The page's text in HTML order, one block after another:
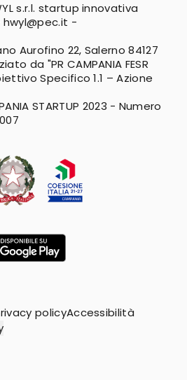
s.r.l. startup innovativa
hwyl@pec.it -
Aurofino 22, Salerno 84127
da "PR CAMPANIA FESR
Specifico 1.1 – Azione
STARTUP 2023 - Numero
policyAccessibilità